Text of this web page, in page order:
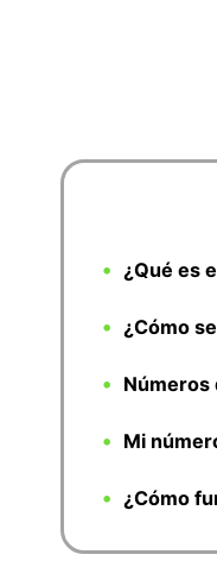
¿Qué es
¿Cómo
Números
Mi
¿Cómo